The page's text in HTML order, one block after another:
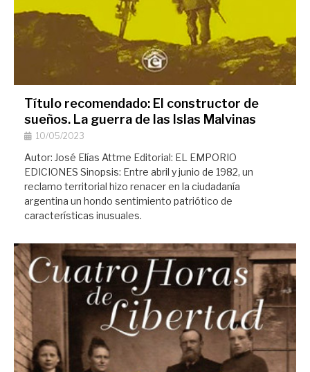
Título recomendado: El constructor de
sueños. La guerra de las Islas Malvinas
10/05/2023
Autor: José Elías Attme Editorial: EL EMPORIO
EDICIONES Sinopsis: Entre abril y junio de 1982, un
reclamo territorial hizo renacer en la ciudadanía
argentina un hondo sentimiento patriótico de
características inusuales.